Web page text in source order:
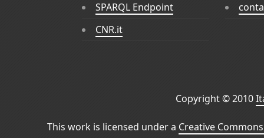
SPARQL Endpoint
CNR.it
Copyright © 2010
This work is licensed under a Creative